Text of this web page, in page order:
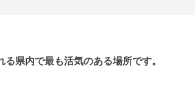
県内で最も活気のある場所です。